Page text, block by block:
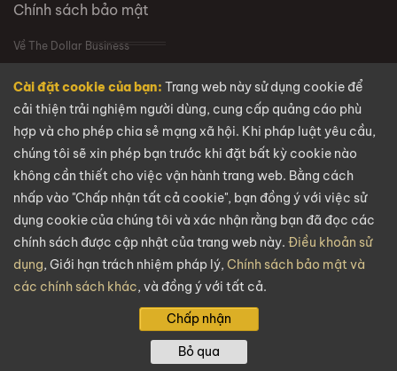
Chính sách bảo mật
Về The Dollar Business
VỀ CHÚNG TÔI
Câu hỏi thường gặp
Tuyển dụng
Liên hệ
Email
info@thedollarbusiness.com
The Dollar Business . Mọi quyền được bảo lưu.
Cài đặt cookie của bạn: Trang web này sử dụng cookie để
cải thiện trải nghiệm người dùng, cung cấp quảng cáo phù
hợp và cho phép chia sẻ mạng xã hội. Khi pháp luật yêu cầu,
chúng tôi sẽ xin phép bạn trước khi đặt bất kỳ cookie nào
không cần thiết cho việc vận hành trang web. Bằng cách
nhấp vào "Chấp nhận tất cả cookie", bạn đồng ý với việc sử
dụng cookie của chúng tôi và xác nhận rằng bạn đã đọc các
chính sách được cập nhật của trang web này. Điều khoản sử
dụng, Giới hạn trách nhiệm pháp lý, Chính sách bảo mật và
các chính sách khác, và đồng ý với tất cả.
Chấp nhận
Bỏ qua